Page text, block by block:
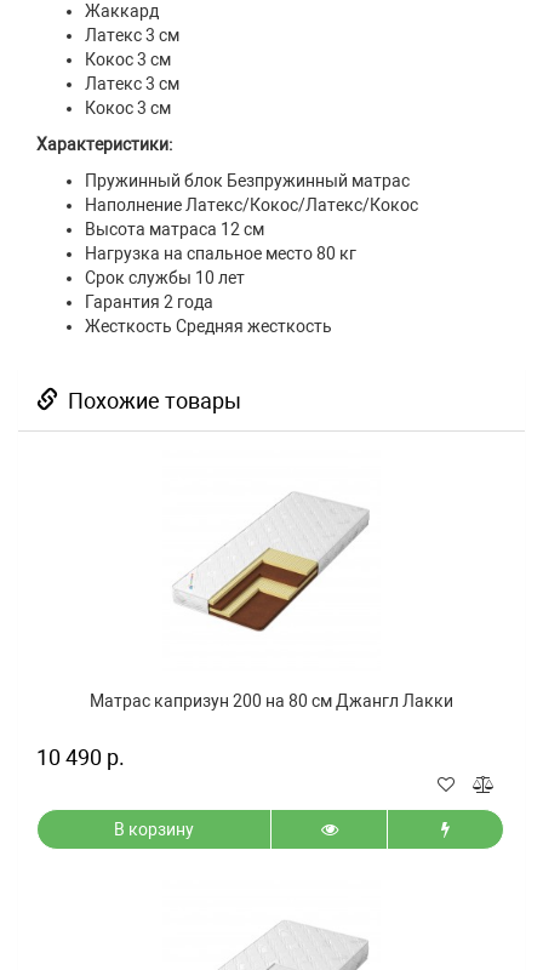
Жаккард
Латекс 3 см
Кокос 3 см
Латекс 3 см
Кокос 3 см
Характеристики:
Пружинный блок Безпружинный матрас
Наполнение Латекс/Кокос/Латекс/Кокос
Высота матраса 12 см
Нагрузка на спальное место 80 кг
Срок службы 10 лет
Гарантия 2 года
Жесткость Средняя жесткость
Похожие товары
Матрас капризун 200 на 80 см Джангл Лакки
10 490 р.
В корзину